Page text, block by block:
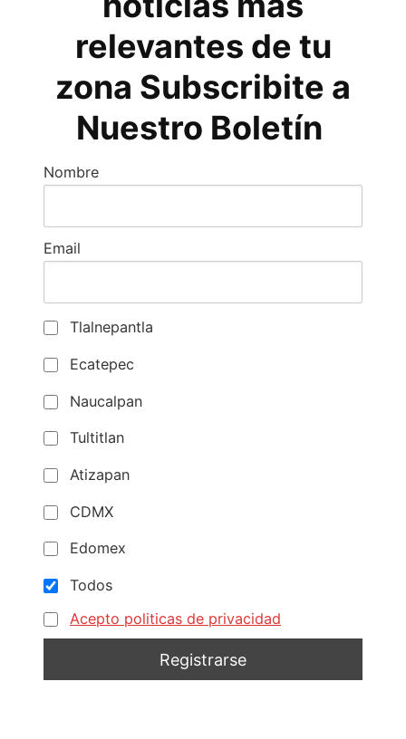
relevantes de tu
zona Subscribite a
Nuestro Boletín
Nombre
Email
Tlalnepantla
Ecatepec
Naucalpan
Tultitlan
Atizapan
CDMX
Edomex
Todos
Acepto politicas de privacidad